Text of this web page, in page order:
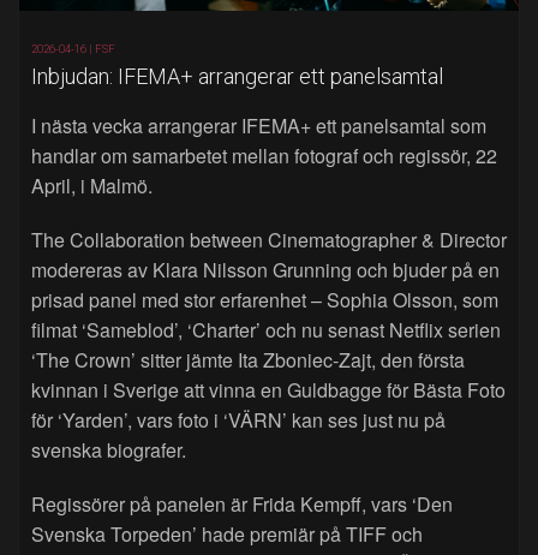
2026-04-16 | FSF
Inbjudan: IFEMA+ arrangerar ett panelsamtal
I nästa vecka arrangerar IFEMA+ ett panelsamtal som
handlar om samarbetet mellan fotograf och regissör, 22
April, i Malmö.
The Collaboration between Cinematographer & Director
modereras av Klara Nilsson Grunning och bjuder på en
prisad panel med stor erfarenhet – Sophia Olsson, som
filmat ‘Sameblod’, ‘Charter’ och nu senast Netflix serien
‘The Crown’ sitter jämte Ita Zboniec-Zajt, den första
kvinnan i Sverige att vinna en Guldbagge för Bästa Foto
för ‘Yarden’, vars foto i ‘VÄRN’ kan ses just nu på
svenska biografer.
Regissörer på panelen är Frida Kempff, vars ‘Den
Svenska Torpeden’ hade premiär på TIFF och